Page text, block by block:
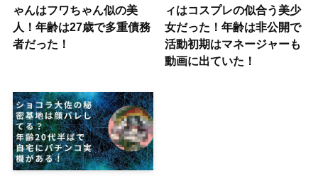
ゃんはフワちゃん似の美
人！年齢は27歳で多重債務
者だった！
ィはコスプレの似合う美少
女だった！年齢は非公開で
活動初期はマネージャーも
動画に出ていた！